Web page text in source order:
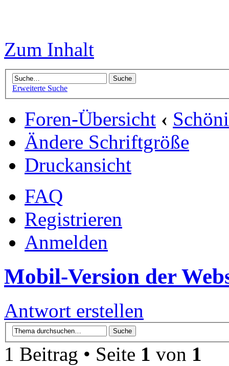
Zum Inhalt
Erweiterte Suche
Foren-Übersicht ‹
Ändere Schriftgröße
Druckansicht
FAQ
Registrieren
Anmelden
Mobil-Version der
Antwort erstellen
1 Beitrag • Seite 1 von 1